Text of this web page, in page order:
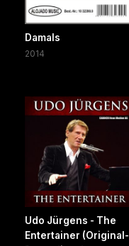
Damals
2014
Udo Jürgens - The
Entertainer (Original-